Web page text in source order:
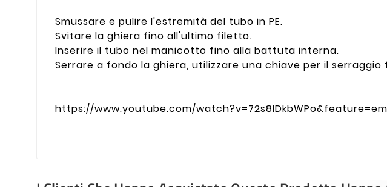
Smussare e pulire l'estremità del tubo in PE.
Svitare la ghiera fino all'ultimo filetto.
Inserire il tubo nel manicotto fino alla battuta interna.
Serrare a fondo la ghiera, utilizzare una chiave per il serraggio
https://www.youtube.com/